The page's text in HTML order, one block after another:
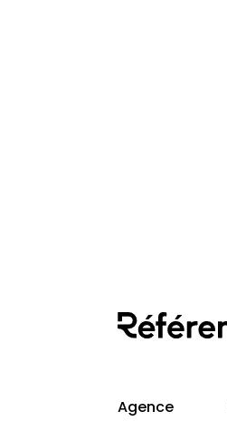
Agence